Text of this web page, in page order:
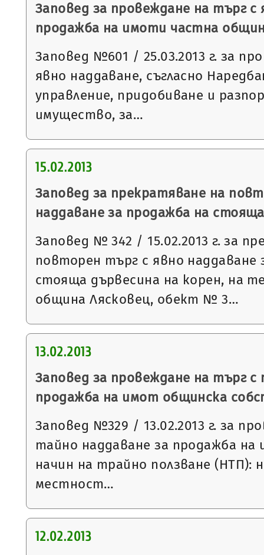
Заповед за провеждане на търг с
продажба на имоти частна
Заповед №601 / 25.03.2013 г. за
явно наддаване, съгласно
управление, придобиване и
имущество, за…
15.02.2013
Заповед за прекратяване на
наддаване за продажба на
Заповед № 342 / 15.02.2013 г. за
повторен търг с явно наддаване
стояща дървесина на корен, на
община Лясковец, обект № 3…
13.02.2013
Заповед за провеждане на търг с
продажба на имот общинска
Заповед №329 / 13.02.2013 г. за
тайно наддаване за продажба
начин на трайно ползване (НТП):
местност…
12.02.2013